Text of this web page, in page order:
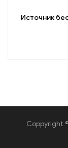
Источник
Coppyright